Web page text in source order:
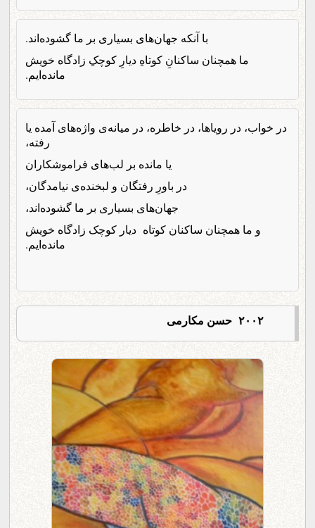
با آنکه جهان‌های بسیاری بر ما گشوده‌اند.
ما همچنان ساکنانِ کوتاهِ دیارِ کوچکِ زادگاه خویش
مانده‌ایم.
در خواب، در رویاها، در خاطره، در میانه‌ی واژه‌های آمده یا
رفته،
یا مانده بر لب‌های فراموشکاران
در باورِ رفتگان و لبخنده‌ی نیامدگان،
جهان‌های بسیاری بر ما گشوده‌اند،
و ما همچنان ساکنان کوتاه دیار کوچک زادگاه خویش
مانده‌ایم.
۲۰۰۲ حسن مکارمی